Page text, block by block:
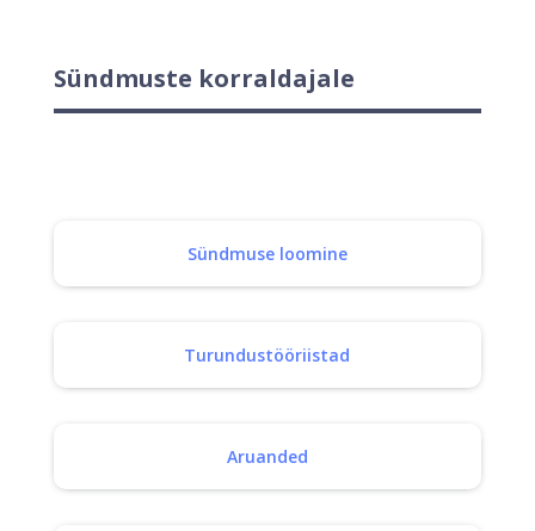
Sündmuste korraldajale
Sündmuse loomine
Turundustööriistad
Aruanded